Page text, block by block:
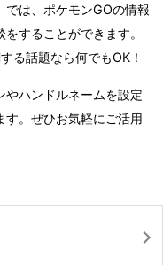
では、ポケモンGOの情報
することができます。
る話題なら何でもOK！
やハンドルネームを設定
す。ぜひお気軽にご活用